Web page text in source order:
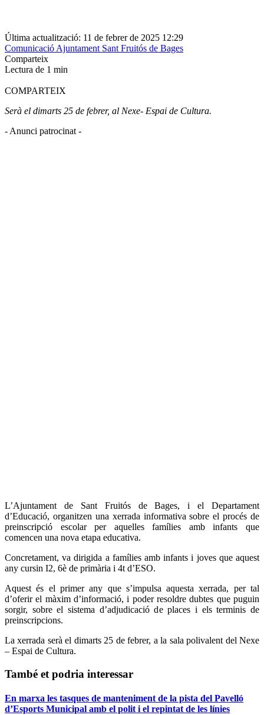
Última actualització: 11 de febrer de 2025 12:29
Comunicació Ajuntament Sant Fruitós de Bages
Comparteix
Lectura de 1 min
COMPARTEIX
Serà el dimarts 25 de febrer, al Nexe- Espai de Cultura.
- Anunci patrocinat -
L’Ajuntament de Sant Fruitós de Bages, i el Departament
d’Educació, organitzen una xerrada informativa sobre el procés de
preinscripció escolar per aquelles famílies amb infants que
comencen una nova etapa educativa.
Concretament, va dirigida a famílies amb infants i joves que aquest
any cursin I2, 6è de primària i 4t d’ESO.
Aquest és el primer any que s’impulsa aquesta xerrada, per tal
d’oferir el màxim d’informació, i poder resoldre dubtes que puguin
sorgir, sobre el sistema d’adjudicació de places i els terminis de
preinscripcions.
La xerrada serà el dimarts 25 de febrer, a la sala polivalent del Nexe
– Espai de Cultura.
També et podria interessar
En marxa les tasques de manteniment de la pista del Pavelló
d’Esports Municipal amb el polit i el repintat de les línies